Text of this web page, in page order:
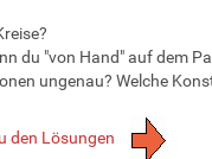
du "von Hand" auf dem
ungenau? Welche
den Lösungen